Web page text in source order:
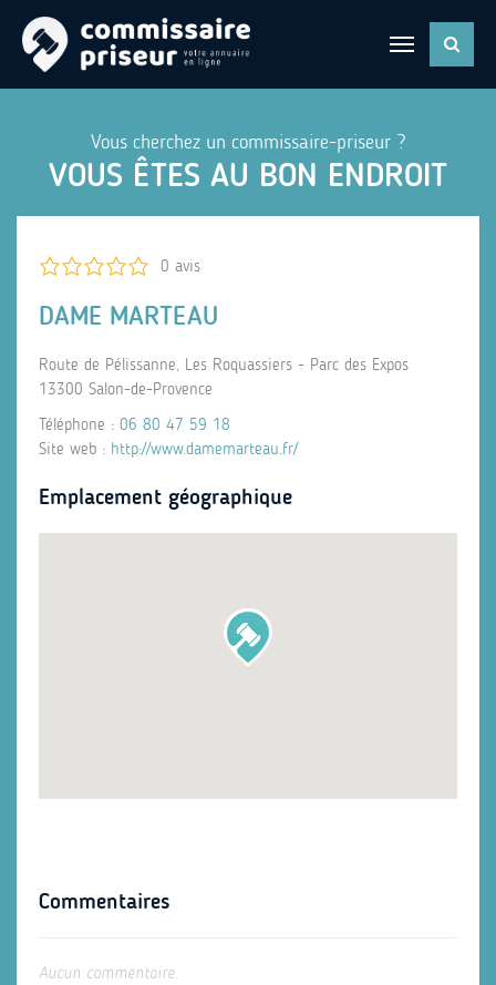
Vous cherchez un commissaire-priseur ?
VOUS ÊTES AU BON ENDROIT
0 avis
DAME MARTEAU
Route de Pélissanne, Les Roquassiers - Parc des Expos
13300 Salon-de-Provence
Téléphone : 06 80 47 59 18
Site web : http://www.damemarteau.fr/
Emplacement géographique
Commentaires
Aucun commentaire.